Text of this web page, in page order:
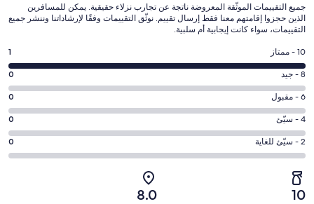
جميع التقييمات الموثّقة المعروضة ناتجة عن تجارب نزلاء حقيقية. يمكن للمسافرين
الذين حجزوا إقامتهم معنا فقط إرسال تقييم. نوثّق التقييمات وفقًا لإرشاداتنا وننشر جميع
التقييمات، سواء كانت إيجابية أم سلبية.
درجة
التصنيف
10
-
ممتاز.
1
من
أصل
من
تقييمات
10 - ممتاز 1
درجة
التصنيف
8
-
جيد.
0
أصل
1
8 - جيد 0
درجة
التصنيف
6
-
مقبول.
0
من
أصل
6 - مقبول 0
درجة
التصنيف
4
سيّئ.
0
4 - سيّئ 0
درجة
التصنيف
2
-
2 - سيّئ للغاية 0
10
8.0